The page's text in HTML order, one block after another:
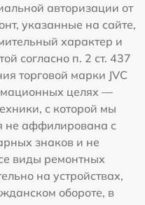
авторизации от
указанные на сайте,
характер и
согласно п. 2 ст. 437
торговой марки JVC
целях —
с которой мы
не аффилирована с
знаков и не
виды ремонтных
на устройствах,
обороте, в